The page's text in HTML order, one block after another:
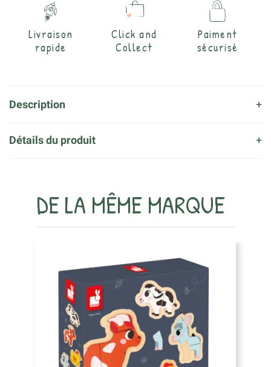
Livraison
rapide
Click and
Collect
Paiment
sécurisé
Description
Détails du produit
DE LA MÊME MARQUE